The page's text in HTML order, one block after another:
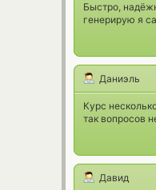
Быстро,
генерирую я
Даниэль
Курс
так вопросов
Давид